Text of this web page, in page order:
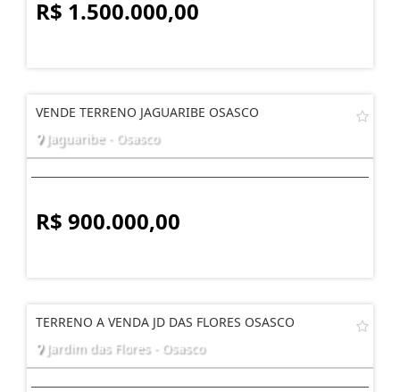
R$ 1.500.000,00
VENDE TERRENO JAGUARIBE OSASCO
Jaguaribe - Osasco
R$ 900.000,00
TERRENO A VENDA JD DAS FLORES OSASCO
Jardim das Flores - Osasco